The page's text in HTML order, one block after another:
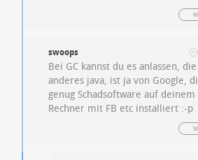
swoops
Bei GC kannst du es anlassen,
anderes java, ist ja von Google,
genug Schadsoftware auf deinem
Rechner mit FB etc installiert :-p